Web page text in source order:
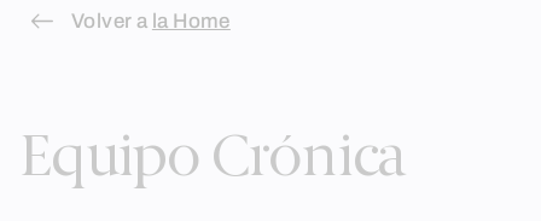
Skip
Volver a la Home
Equipo Crónica